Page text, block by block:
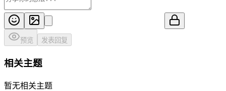
预览 发表回复
相关主题
暂无相关主题